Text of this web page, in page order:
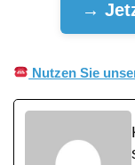
→
Nutzen Sie